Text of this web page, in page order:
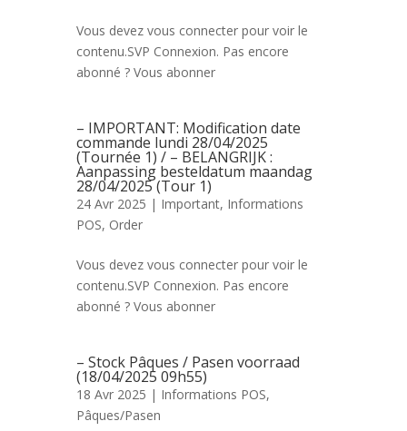
Vous devez vous connecter pour voir le
contenu.SVP Connexion. Pas encore
abonné ? Vous abonner
– IMPORTANT: Modification date
commande lundi 28/04/2025
(Tournée 1) / – BELANGRIJK :
Aanpassing besteldatum maandag
28/04/2025 (Tour 1)
24 Avr 2025 | Important, Informations
POS, Order
Vous devez vous connecter pour voir le
contenu.SVP Connexion. Pas encore
abonné ? Vous abonner
– Stock Pâques / Pasen voorraad
(18/04/2025 09h55)
18 Avr 2025 | Informations POS,
Pâques/Pasen